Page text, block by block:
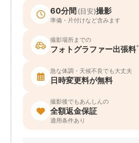
60分間(目安)撮影
準備・片付けなど含みます
撮影場所までの
フォトグラファー出張料*
急な体調・天候不良でも大丈夫
日時変更料が無料
撮影後でもあんしんの
全額返金保証
適用条件あり